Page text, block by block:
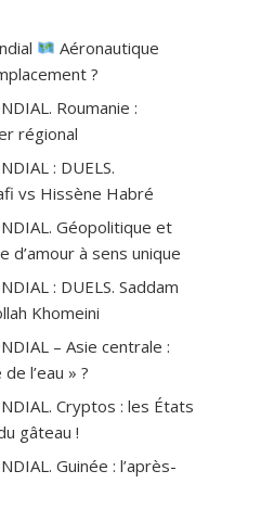
Aéronautique
?
Roumanie :
régional
: DUELS.
vs Hissène Habré
Géopolitique et
d’amour à sens unique
: DUELS. Saddam
Khomeini
– Asie centrale :
l’eau » ?
Cryptos : les États
gâteau !
Guinée : l’après-